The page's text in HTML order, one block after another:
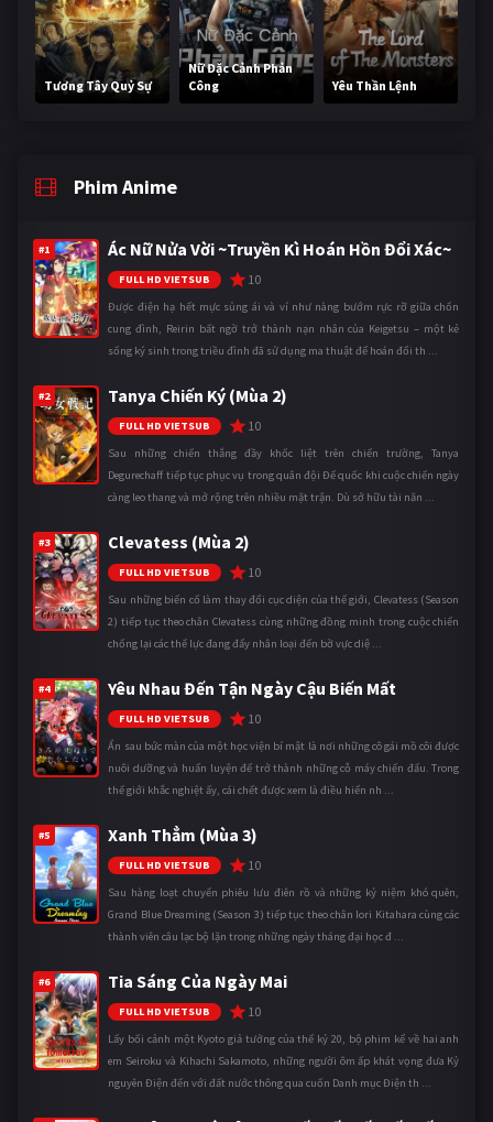
Tương Tây Quỷ Sự
Nữ Đặc Cảnh Phản
Công
Yêu Thần Lệnh
Phim Anime
#1 Ác Nữ Nửa Vời ~Truyền Kì Hoán Hồn Đổi Xác~
FULL HD VIETSUB 10
Được điện hạ hết mực sủng ái và ví như nàng bướm rực rỡ giữa chốn
cung đình, Reirin bất ngờ trở thành nạn nhân của Keigetsu – một kẻ
sống ký sinh trong triều đình đã sử dụng ma thuật để hoán đổi th ...
#2 Tanya Chiến Ký (Mùa 2)
FULL HD VIETSUB 10
Sau những chiến thắng đầy khốc liệt trên chiến trường, Tanya
Degurechaff tiếp tục phục vụ trong quân đội Đế quốc khi cuộc chiến ngày
càng leo thang và mở rộng trên nhiều mặt trận. Dù sở hữu tài năn ...
#3 Clevatess (Mùa 2)
FULL HD VIETSUB 10
Sau những biến cố làm thay đổi cục diện của thế giới, Clevatess (Season
2) tiếp tục theo chân Clevatess cùng những đồng minh trong cuộc chiến
chống lại các thế lực đang đẩy nhân loại đến bờ vực diệ ...
#4 Yêu Nhau Đến Tận Ngày Cậu Biến Mất
FULL HD VIETSUB 10
Ẩn sau bức màn của một học viện bí mật là nơi những cô gái mồ côi được
nuôi dưỡng và huấn luyện để trở thành những cỗ máy chiến đấu. Trong
thế giới khắc nghiệt ấy, cái chết được xem là điều hiển nh ...
#5 Xanh Thẳm (Mùa 3)
FULL HD VIETSUB 10
Sau hàng loạt chuyến phiêu lưu điên rồ và những kỷ niệm khó quên,
Grand Blue Dreaming (Season 3) tiếp tục theo chân Iori Kitahara cùng các
thành viên câu lạc bộ lặn trong những ngày tháng đại học đ ...
#6 Tia Sáng Của Ngày Mai
FULL HD VIETSUB 10
Lấy bối cảnh một Kyoto giả tưởng của thế kỷ 20, bộ phim kể về hai anh
em Seiroku và Kihachi Sakamoto, những người ôm ấp khát vọng đưa Kỷ
nguyên Điện đến với đất nước thông qua cuốn Danh mục Điện th ...